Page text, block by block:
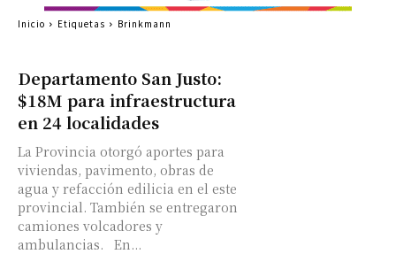
Departamento San Justo:
$18M para infraestructura
en 24 localidades
La Provincia otorgó aportes para
viviendas, pavimento, obras de
agua y refacción edilicia en el este
provincial. También se entregaron
camiones volcadores y
ambulancias. En...
Inicio Etiquetas Brinkmann